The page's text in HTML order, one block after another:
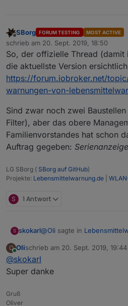
Offline
SBorg FORUM TESTING MOST ACTIVE
schrieb am 20. Sept. 2019, 18:50
zuletzt editiert von
So, der offizielle Thread (damit
die aktuellste Version
https://forum.iobroker.net/
warnungen-von-
Sind zwar noch zwei
Filter), aber das obere
Familienvorstandes hat schon
Auftrag gegeben:
LG SBorg ( SBorg auf GitHub)
Projekte: Lebensmittelwarnung.de
S 1 Antwort
S skokarl@Oli sagte in
Klar,
O
Online
Olischrieb am 20. Sept. 2019, 19:44
zuletzt editiert von
@skokarl
Super danke
Gruß
Oliver